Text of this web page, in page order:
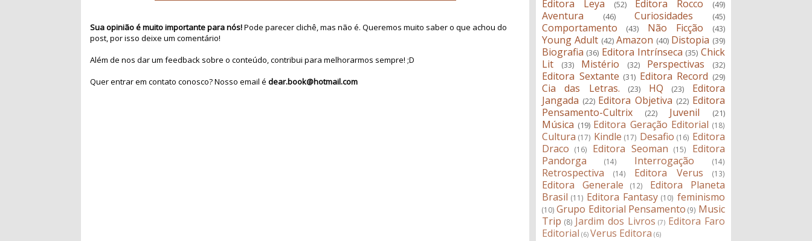
Sua opinião é muito importante para nós!Pode parecer clichê, mas não é. Queremos muito saber o que achou do
post, por isso deixe um comentário!
Além de nos dar um feedback sobre o conteúdo, contribui para melhorarmos sempre! ;D
Quer entrar em contato conosco? Nosso email édear.book@hotmail.com
Editora Leya (52) Editora Rocco (49)
Aventura (46) Curiosidades (45)
Comportamento (43) Não Ficção (43)
Young Adult (42) Amazon (40) Distopia (39)
Biografia (36) Editora Intrínseca (35) Chick
Lit
(33) Mistério (32) Perspectivas (32)
Editora Sextante (31) Editora Record (29)
Cia das Letras. (23) HQ (23)
Editora
Jangada (22) Editora Objetiva (22) Editora
Pensamento-Cultrix
(22) Juvenil (21)
Música (19) Editora Geração Editorial (18)
Cultura (17) Kindle (17) Desafio (16) Editora
Draco
(16) Editora Seoman (15)
Editora
Pandorga
(14) Interrogação (14)
Retrospectiva (14) Editora Verus (13)
Editora Generale (12)
Editora Planeta
Brasil (11) Editora Fantasy (10) feminismo
(10) Grupo Editorial Pensamento (9) Music
Trip (8) Jardim dos Livros (7) Editora Faro
Editorial (6) Verus Editora (6)